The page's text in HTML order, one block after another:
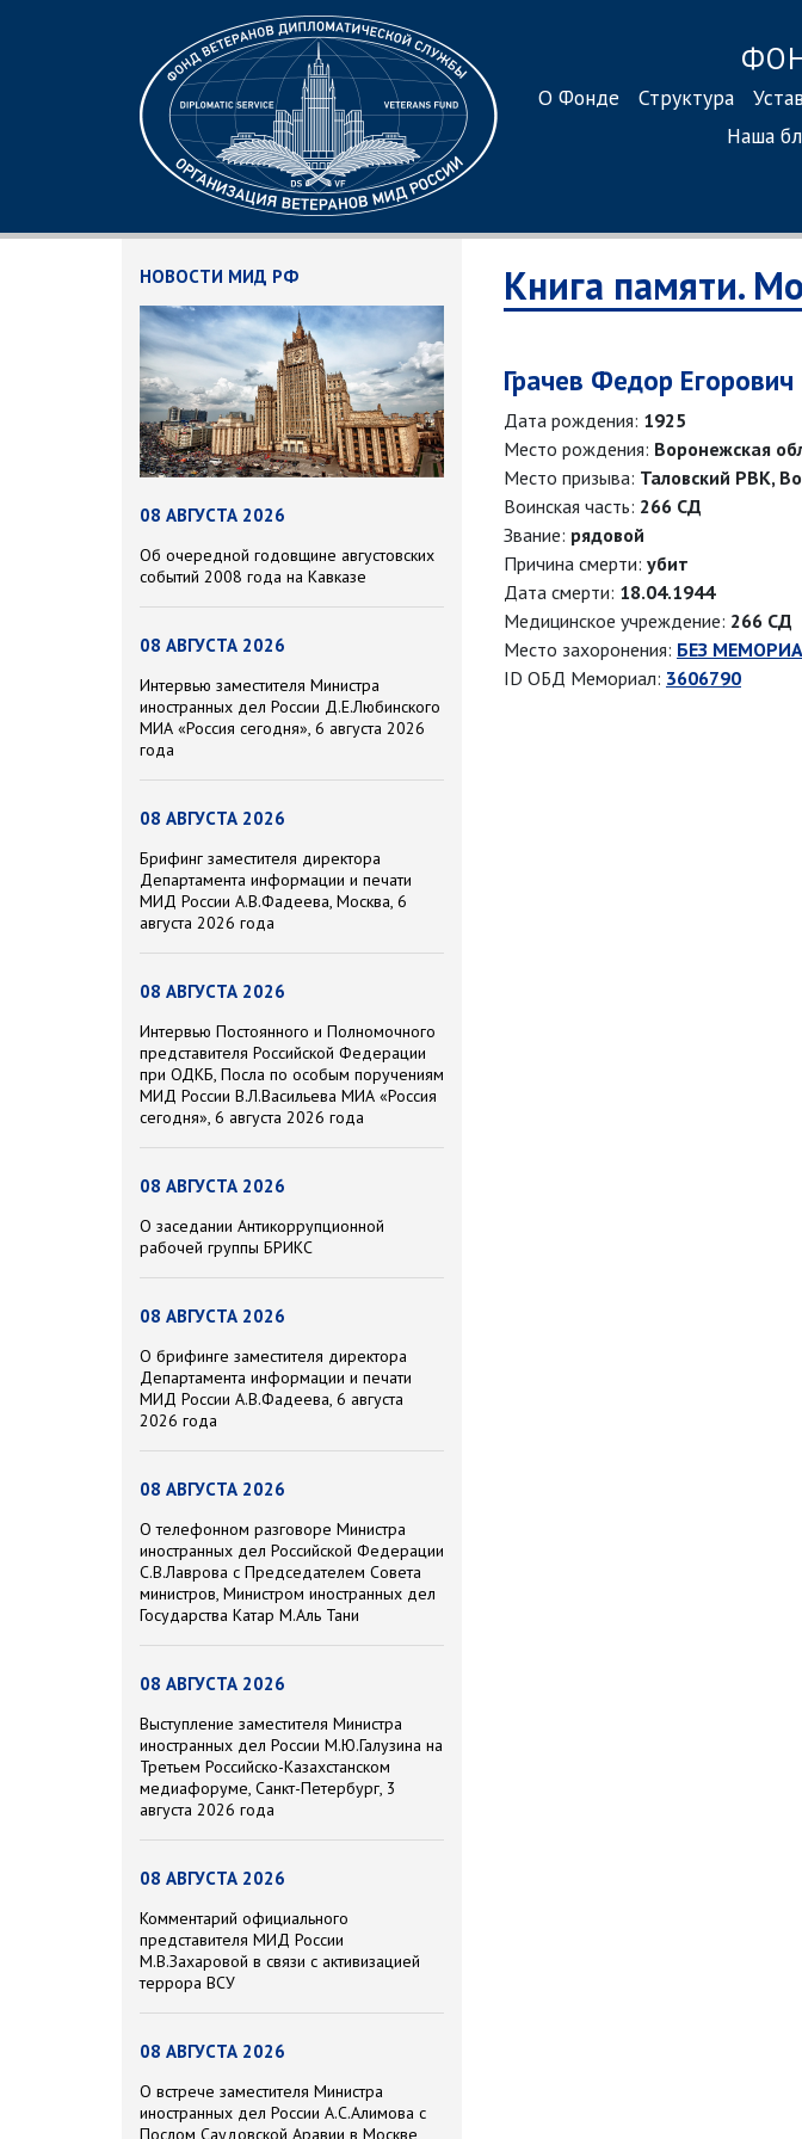
О Фонде Структура
Наша
НОВОСТИ МИД РФ
08 АВГУСТА 2026
Об очередной годовщине августовских
событий 2008 года на Кавказе
08 АВГУСТА 2026
Интервью заместителя Министра
иностранных дел России Д.Е.Любинского
МИА «Россия сегодня», 6 августа 2026
года
08 АВГУСТА 2026
Брифинг заместителя директора
Департамента информации и печати
МИД России А.В.Фадеева, Москва, 6
августа 2026 года
08 АВГУСТА 2026
Интервью Постоянного и Полномочного
представителя Российской Федерации
при ОДКБ, Посла по особым поручениям
МИД России В.Л.Васильева МИА «Россия
сегодня», 6 августа 2026 года
08 АВГУСТА 2026
О заседании Антикоррупционной
рабочей группы БРИКС
08 АВГУСТА 2026
О брифинге заместителя директора
Департамента информации и печати
МИД России А.В.Фадеева, 6 августа
2026 года
08 АВГУСТА 2026
О телефонном разговоре Министра
иностранных дел Российской Федерации
С.В.Лаврова с Председателем Совета
министров, Министром иностранных дел
Государства Катар М.Аль Тани
08 АВГУСТА 2026
Выступление заместителя Министра
иностранных дел России М.Ю.Галузина на
Третьем Российско-Казахстанском
медиафоруме, Санкт-Петербург, 3
августа 2026 года
08 АВГУСТА 2026
Комментарий официального
представителя МИД России
М.В.Захаровой в связи с активизацией
террора ВСУ
08 АВГУСТА 2026
О встрече заместителя Министра
иностранных дел России А.С.Алимова с
Послом Саудовской Аравии в Москве
Книга памяти.
Грачев Федор Егорович
Дата рождения: 1925
Место рождения: Воронежская
Место призыва: Таловский РВК,
Воинская часть: 266 СД
Звание: рядовой
Причина смерти: убит
Дата смерти: 18.04.1944
Медицинское учреждение: 266 СД
Место захоронения: БЕЗ
ID ОБД Мемориал: 3606790